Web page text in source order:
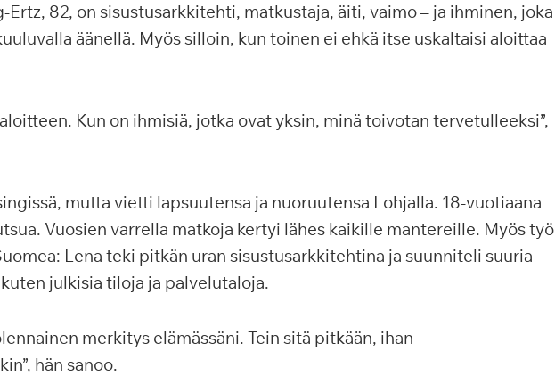
Ertz, 82, on sisustusarkkitehti, matkustaja, äiti, vaimo – ja ihminen, joka
äänellä. Myös silloin, kun toinen ei ehkä itse uskaltaisi aloittaa
Kun on ihmisiä, jotka ovat yksin, minä toivotan tervetulleeksi”,
mutta vietti lapsuutensa ja nuoruutensa Lohjalla. 18-vuotiaana
Vuosien varrella matkoja kertyi lähes kaikille mantereille. Myös työ
Lena teki pitkän uran sisustusarkkitehtina ja suunniteli suuria
julkisia tiloja ja palvelutaloja.
merkitys elämässäni. Tein sitä pitkään, ihan
hän sanoo.